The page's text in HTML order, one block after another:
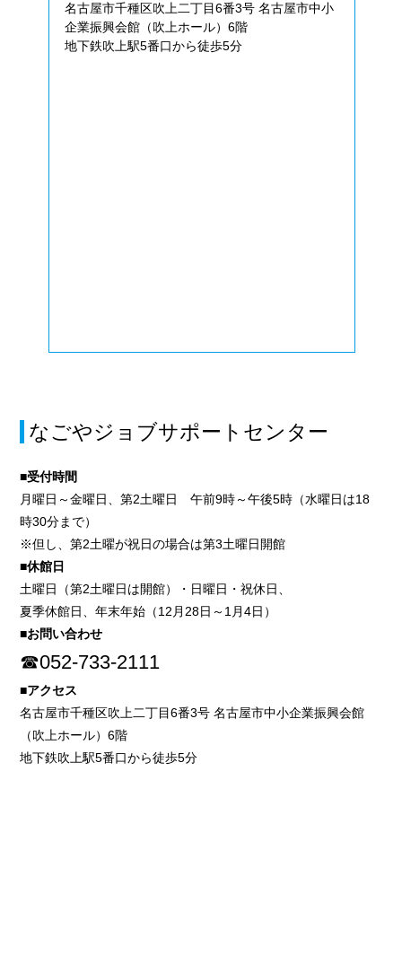
名古屋市千種区吹上二丁目6番3号 名古屋市中小
企業振興会館（吹上ホール）6階
地下鉄吹上駅5番口から徒歩5分
なごやジョブサポートセンター
■受付時間
月曜日～金曜日、第2土曜日 午前9時～午後5時（水曜日は18
時30分まで）
※但し、第2土曜が祝日の場合は第3土曜日開館
■休館日
土曜日（第2土曜日は開館）・日曜日・祝休日、
夏季休館日、年末年始（12月28日～1月4日）
■お問い合わせ
☎052-733-2111
■アクセス
名古屋市千種区吹上二丁目6番3号 名古屋市中小企業振興会館
（吹上ホール）6階
地下鉄吹上駅5番口から徒歩5分